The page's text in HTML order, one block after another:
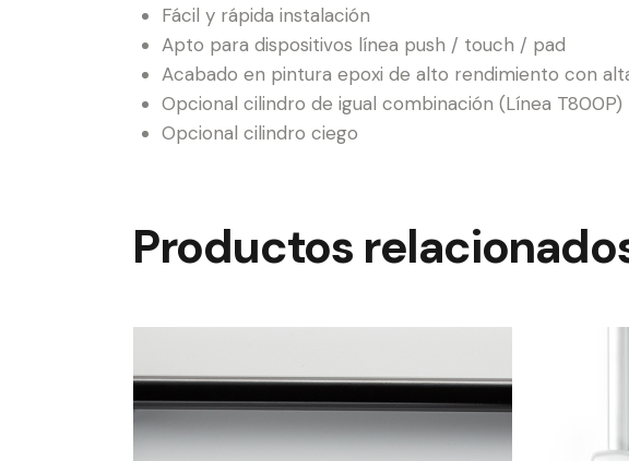
Fácil y rápida instalación
Apto para dispositivos línea push / touch / pad
Acabado en pintura epoxi de alto rendimiento con
Opcional cilindro de igual combinación (Línea T800P)
Opcional cilindro ciego
Productos